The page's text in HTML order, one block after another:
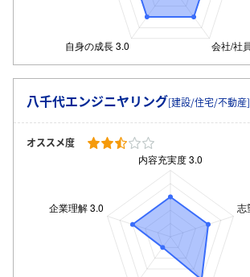
八千代エンジニヤリング[建設/住宅/不動産]
オススメ度